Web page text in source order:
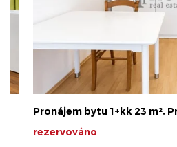
Pronájem bytu 1+kk 23 m²,
rezervováno